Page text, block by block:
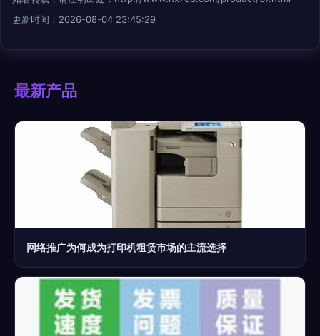
更新时间：2026-08-04 23:45:29
最新产品
网络推广为何成为打印机租赁市场的主流选择